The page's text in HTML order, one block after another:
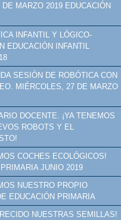
MARZO 2019 EDUCACIÓN
INFANTIL Y LÓGICO-
EDUCACIÓN INFANTIL
SESIÓN DE ROBÓTICA CON
MIÉRCOLES, 27 DE MARZO
DOCENTE. ¡YA TENEMOS
ROBOTS Y EL
COCHES ECOLÓGICOS!
JUNIO 2019
NUESTRO PROPIO
EDUCACIÓN PRIMARIA
NUESTRAS SEMILLAS!